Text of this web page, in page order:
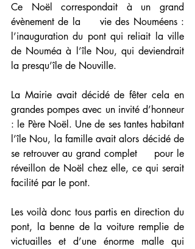
Ce Noël correspondait à un grand
évènement de la     vie des Nouméens :
l’inauguration du pont qui reliait la ville
de Nouméa à l’île Nou, qui deviendrait
la presqu’île de Nouville.
La Mairie avait décidé de fêter cela en
grandes pompes avec un invité d’honneur
: le Père Noël. Une de ses tantes habitant
l’île Nou, la famille avait alors décidé de
se retrouver au grand complet     pour le
réveillon de Noël chez elle, ce qui serait
facilité par le pont.
Les voilà donc tous partis en direction du
pont, la benne de la voiture remplie de
victuailles et d’une énorme malle qui